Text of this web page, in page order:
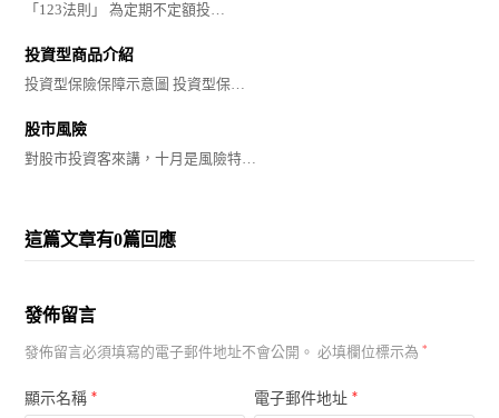
「123法則」 為定期不定額投…
投資型商品介紹
投資型保險保障示意圖 投資型保…
股市風險
對股市投資客來講，十月是風險特…
這篇文章有0篇回應
發佈留言
發佈留言必須填寫的電子郵件地址不會公開。 必填欄位標示為*
顯示名稱* 電子郵件地址*